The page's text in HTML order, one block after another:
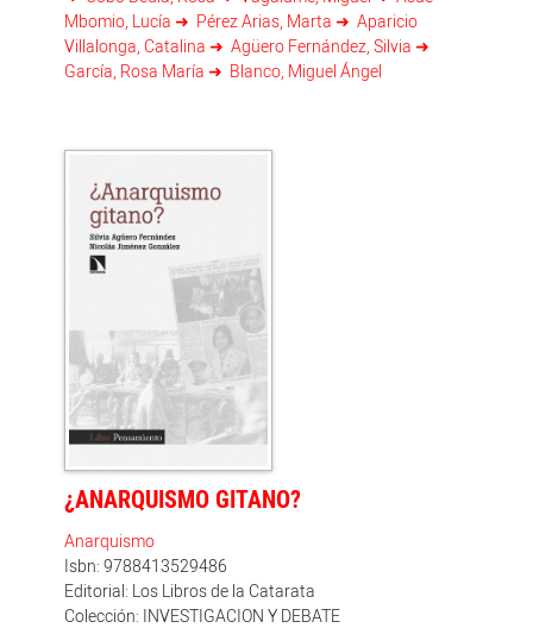
Mbomio, Lucía
Pérez Arias, Marta
Aparicio
Villalonga, Catalina
Agüero Fernández, Silvia
García, Rosa María
Blanco, Miguel Ángel
¿ANARQUISMO GITANO?
Anarquismo
Isbn: 9788413529486
Editorial: Los Libros de la Catarata
Colección: INVESTIGACION Y DEBATE